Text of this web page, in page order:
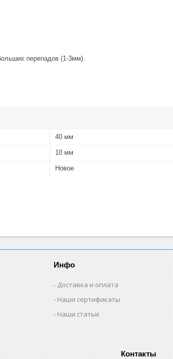
перепадов (1-3мм).
40 мм
10 мм
Новое
Инфо
Доставка и оплата
Наши сертификаты
Наши статьи